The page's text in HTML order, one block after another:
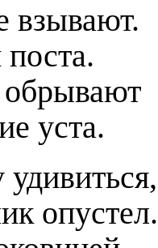
взывают.
обрывают
уста.
опустел.